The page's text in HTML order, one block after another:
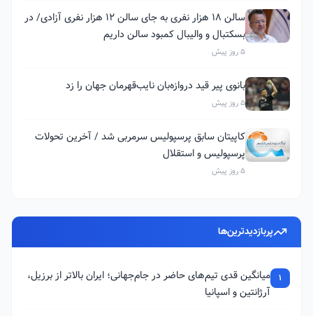
سالن ۱۸ هزار نفری به جای سالن ۱۲ هزار نفری آزادی/ در
بسکتبال و والیبال کمبود سالن داریم
5 روز پیش
بانوی پیر قید دروازه‌بان نایب‌قهرمان جهان را زد
5 روز پیش
کاپیتان سابق پرسپولیس سرمربی شد / آخرین تحولات
پرسپولیس و استقلال
5 روز پیش
پربازدیدترین‌ها
1
میانگین قدی تیم‌های حاضر در جام‌جهانی؛ ایران بالاتر از برزیل،
آرژانتین و اسپانیا